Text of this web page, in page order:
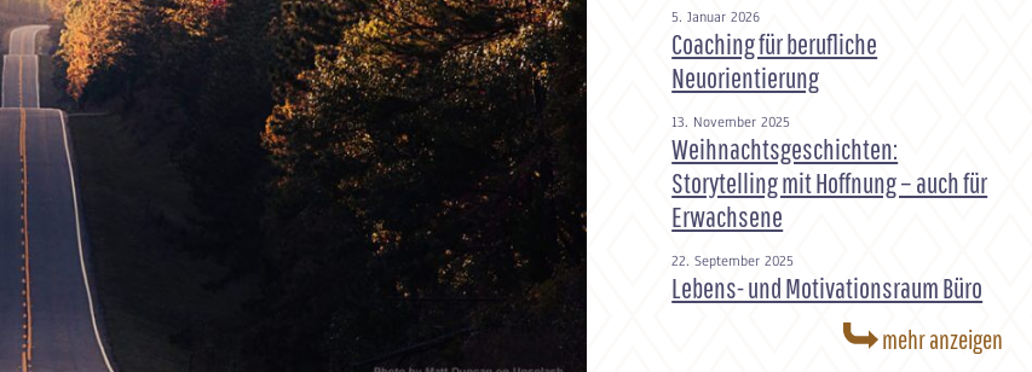
5. Januar 2026
Coaching für berufliche
Neuorientierung
13. November 2025
Weihnachtsgeschichten:
Storytelling mit Hoffnung – auch für
Erwachsene
22. September 2025
Lebens- und Motivationsraum Büro
mehr anzeigen